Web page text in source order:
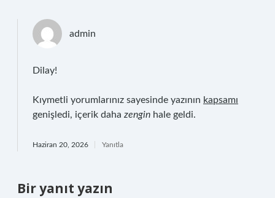
admin
Dilay!
Kıymetli yorumlarınız sayesinde yazının kapsamı
genişledi, içerik daha zengin hale geldi.
Haziran 20, 2026 Yanıtla
Bir yanıt yazın